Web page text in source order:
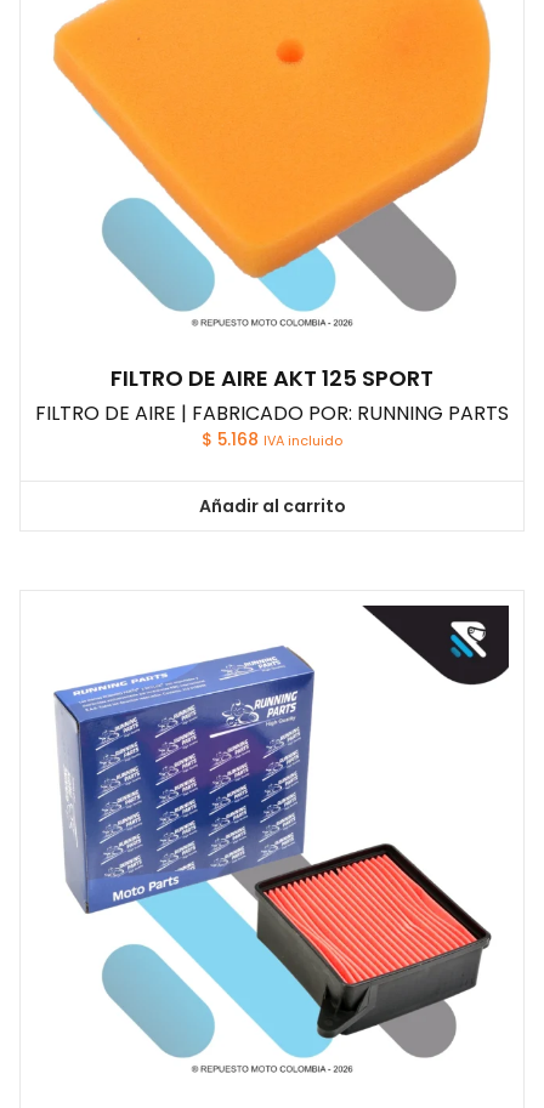
FILTRO DE AIRE AKT 125 SPORT
FILTRO DE AIRE | FABRICADO POR: RUNNING PARTS
$ 5.168 IVA incluido
Añadir al carrito